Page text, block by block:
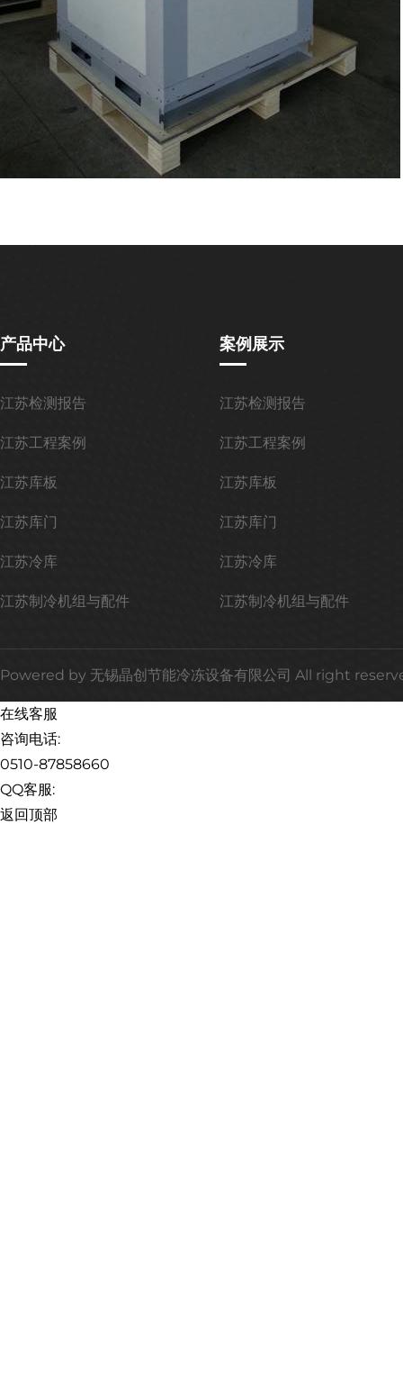
产品中心
江苏检测报告
江苏工程案例
江苏库板
江苏库门
江苏冷库
江苏制冷机组与配件
案例展示
江苏检测报告
江苏工程案例
江苏库板
江苏库门
江苏冷库
江苏制冷机组与配件
Powered by 无锡晶创节能冷冻设备有限公司 All right
在线客服
咨询电话:
0510-87858660
QQ客服:
返回顶部